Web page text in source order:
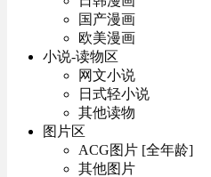
国产漫画
欧美漫画
小说-读物区
网文小说
日式轻小说
其他读物
图片区
ACG图片 [全年龄]
其他图片